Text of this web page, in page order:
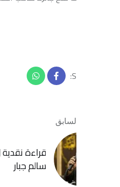
قراءة نقدية ل”نبتة
سالم جبار